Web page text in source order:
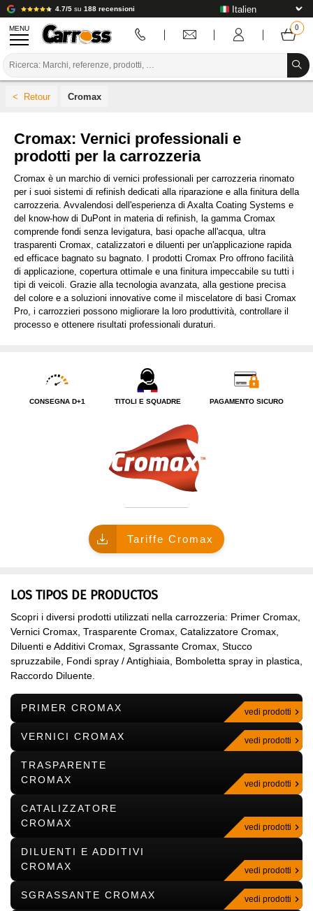
4.7/5 su 188 recensioni
MENU
PREPARAZIONE / VERNICIATURA / RIFINITURA
MATERIALI DI CONSUMO PER LA CARROZZERIA
STRUMENTI PER LA CARROZZERIA
ATTREZZATURE PER CARROZZERIA
MARCHE
INSTALLAZIONE IN LABORATORIO
TUTORIAL E CONSIGLI
Cromax
Cromax: Vernici professionali e
prodotti per la carrozzeria
Cromax è un marchio di vernici professionali per carrozzeria rinomato
per i suoi sistemi di refinish dedicati alla riparazione e alla finitura della
carrozzeria. Avvalendosi dell'esperienza di Axalta Coating Systems e
del know-how di DuPont in materia di refinish, la gamma Cromax
comprende fondi senza levigatura, basi opache all'acqua, ultra
trasparenti Cromax, catalizzatori e diluenti per un'applicazione rapida
ed efficace bagnato su bagnato. I prodotti Cromax Pro offrono facilità
di applicazione, copertura ottimale e una finitura impeccabile su tutti i
tipi di veicoli. Grazie alla tecnologia avanzata, alla gestione precisa
del colore e a soluzioni innovative come il miscelatore di basi Cromax
Pro, i carrozzieri possono migliorare la loro produttività, controllare il
processo e ottenere risultati professionali duraturi.
CONSEGNA D+1 TITOLI E SQUADRE PAGAMENTO SICURO
Tariffe Cromax
LOS TIPOS DE PRODUCTOS
Scopri i diversi prodotti utilizzati nella carrozzeria: Primer Cromax,
Vernici Cromax, Trasparente Cromax, Catalizzatore Cromax,
Diluenti e Additivi Cromax, Sgrassante Cromax, Stucco
spruzzabile, Fondi spray / Antighiaia, Bomboletta spray in plastica,
Raccordo Diluente.
PRIMER CROMAX vedi prodotti
VERNICI CROMAX vedi prodotti
TRASPARENTE
CROMAX
vedi prodotti
CATALIZZATORE
CROMAX
vedi prodotti
DILUENTI E ADDITIVI
CROMAX
vedi prodotti
SGRASSANTE CROMAX vedi prodotti